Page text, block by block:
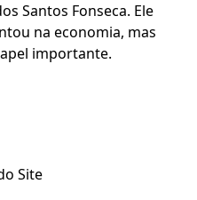
Santos Fonseca. Ele
na economia, mas
importante.
Site